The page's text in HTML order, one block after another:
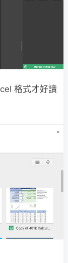
格式才好讀